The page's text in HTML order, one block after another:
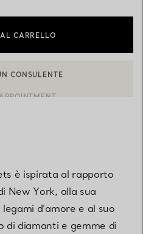
CARRELLO
è ispirata al rapporto
New York, alla sua
d’amore e al suo
di diamanti e gemme di